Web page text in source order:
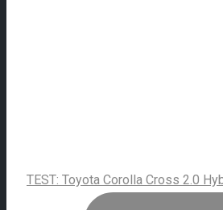
TEST: Toyota Corolla Cross 2.0